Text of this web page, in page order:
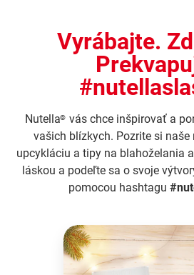
Vyrábajte.
Nutella® vás chce inšpirovať a
vašich blízkych. Pozrite si naše
upcykláciu a tipy na blahoželania
láskou a podeľte sa o svoje
pomocou hashtagu